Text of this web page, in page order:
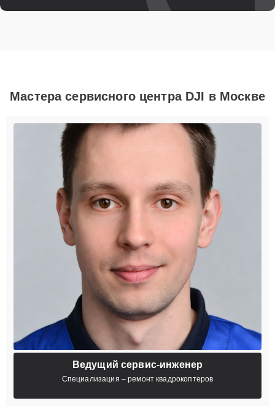
Мастера сервисного центра DJI в Москве
Ведущий сервис-инженер
Специализация – ремонт квадрокоптеров